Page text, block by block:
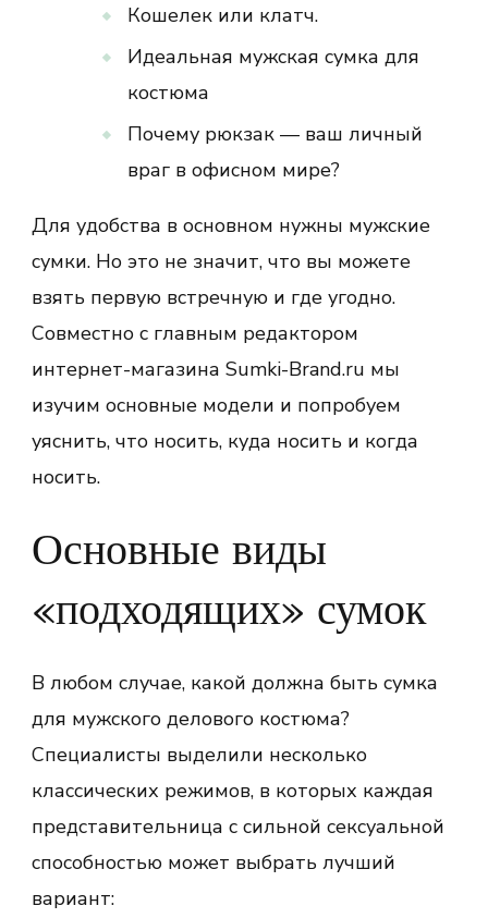
Кошелек или клатч.
Идеальная мужская сумка для
костюма
Почему рюкзак — ваш личный
враг в офисном мире?
Для удобства в основном нужны мужские
сумки. Но это не значит, что вы можете
взять первую встречную и где угодно.
Совместно с главным редактором
интернет-магазина Sumki-Brand.ru мы
изучим основные модели и попробуем
уяснить, что носить, куда носить и когда
носить.
Основные виды
«подходящих» сумок
В любом случае, какой должна быть сумка
для мужского делового костюма?
Специалисты выделили несколько
классических режимов, в которых каждая
представительница с сильной сексуальной
способностью может выбрать лучший
вариант: